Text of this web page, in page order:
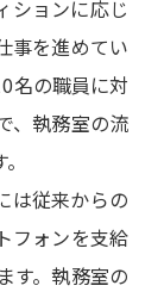
ションに応じ
事を進めてい
名の職員に対
、執務室の流
は従来からの
フォンを支給
す。執務室の